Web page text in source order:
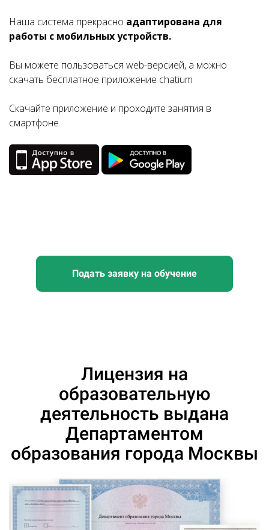
Наша система прекрасно адаптирована для
работы с мобильных устройств.
Вы можете пользоваться web-версией, а можно
скачать бесплатное приложение chatium
Скачайте приложение и проходите занятия в
смартфоне.
Подать заявку на обучение
Лицензия на
образовательную
деятельность выдана
Департаментом
образования города Москвы